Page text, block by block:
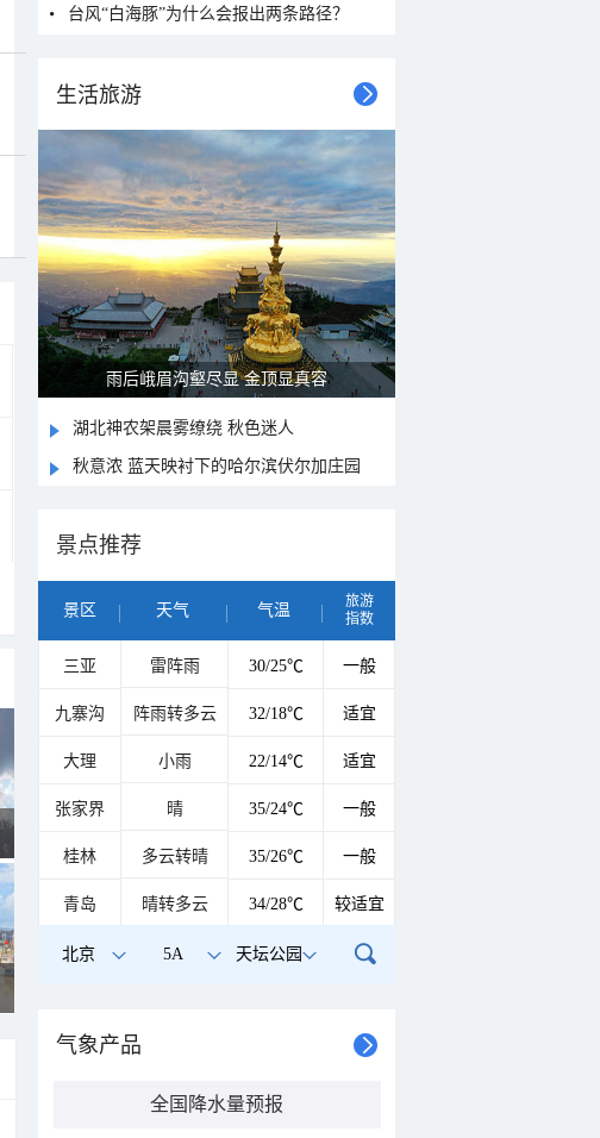
台风“白海豚”为什么会报出两条路径？
生活旅游
雨后峨眉沟壑尽显 金顶显真容
湖北神农架晨雾缭绕 秋色迷人
秋意浓 蓝天映衬下的哈尔滨伏尔加庄园
景点推荐
景区 天气 气温
旅游
指数
三亚 雷阵雨 30/25℃ 一般
九寨沟 阵雨转多云 32/18℃ 适宜
大理 小雨 22/14℃ 适宜
张家界 晴 35/24℃ 一般
桂林 多云转晴 35/26℃ 一般
青岛 晴转多云 34/28℃ 较适宜
北京 5A 天坛公园
气象产品
全国降水量预报